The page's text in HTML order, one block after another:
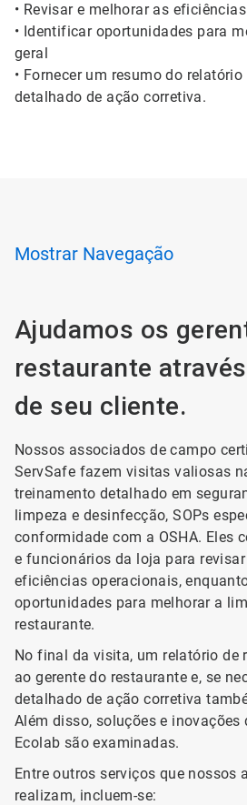
• Revisar e melhorar as
• Identificar oportunidades para
geral
• Fornecer um resumo do
detalhado de ação corretiva.
Mostrar Navegação
Ajudamos os
restaurante
de seu cliente.
Nossos associados de campo
ServSafe fazem visitas valiosas
treinamento detalhado em
limpeza e desinfecção, SOPs
conformidade com a OSHA. Eles
e funcionários da loja para
eficiências operacionais,
oportunidades para melhorar a
restaurante.
No final da visita, um relatório de
ao gerente do restaurante e, se
detalhado de ação corretiva
Além disso, soluções e inovações
Ecolab são examinadas.
Entre outros serviços que nossos
realizam, incluem-se: